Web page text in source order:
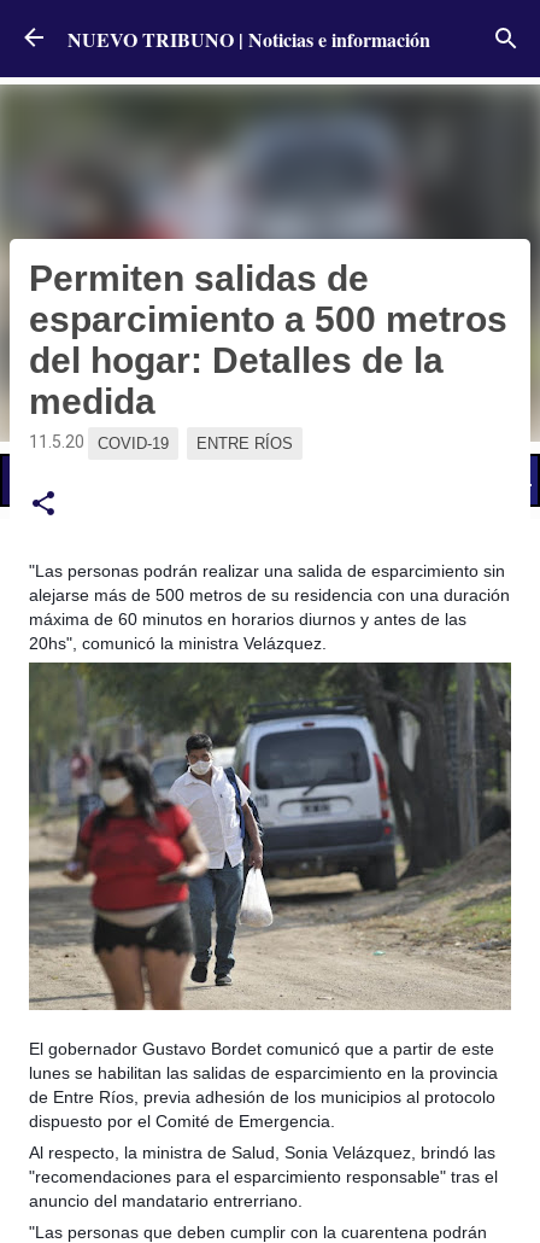
Ir al contenido principal
NUEVO TRIBUNO | Noticias e información
Permiten salidas de
esparcimiento a 500 metros
del hogar: Detalles de la
medida
11.5.20 COVID-19 ENTRE RÍOS
"Las personas podrán realizar una salida de esparcimiento sin
alejarse más de 500 metros de su residencia con una duración
máxima de 60 minutos en horarios diurnos y antes de las
20hs", comunicó la ministra Velázquez.
El gobernador Gustavo Bordet comunicó que a partir de este
lunes se habilitan las salidas de esparcimiento en la provincia
de Entre Ríos, previa adhesión de los municipios al protocolo
dispuesto por el Comité de Emergencia.
Al respecto, la ministra de Salud, Sonia Velázquez, brindó las
"recomendaciones para el esparcimiento responsable" tras el
anuncio del mandatario entrerriano.
"Las personas que deben cumplir con la cuarentena podrán